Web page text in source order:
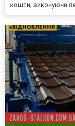
кошти, виконуючи